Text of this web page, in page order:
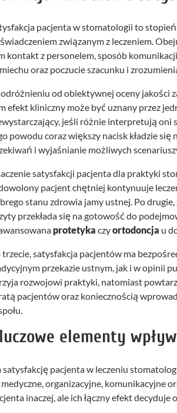
pacjenta w stomatologii to
związanym z leczeniem.
kontakt z personelem, sposób
oraz poczucie szacunku i
od obiektywnej oceny jakości
efekt kliniczny może być uznany przez
jeśli różnie interpretują oni
powodu coraz większy nacisk kładzie
i wyjaśnianie możliwych
satysfakcji pacjenta dla praktyki
pacjent chętniej kontynuuje
stanu zdrowia jamy ustnej. Po
przekłada się na gotowość do
protetyka czyortodoncja u
trzecie, satysfakcja pacjentów ma
przekazie ustnym, jak i w opinii
rozwojowi praktyki, natomiast
pacjentów oraz koniecznością
elementy
satysfakcję pacjenta w leczeniu
medyczne, organizacyjne, komunikacyjne
inaczej, ale ich łączny efekt decyduje